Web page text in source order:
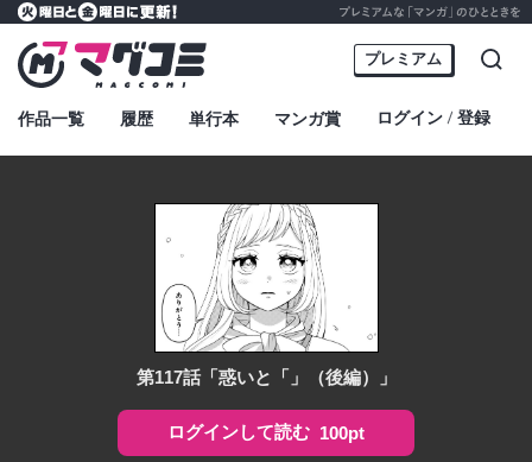
マグコミ – Mag Garden Comic Online
プレミアムな「マンガ」のひとときを
火曜日と金曜日に更新！
プレミアム
作品一覧 履歴 単行本 マンガ賞 ログイン ・
登録
検索
第117話「惑いと「」（後編）」
ログインして読む 100pt